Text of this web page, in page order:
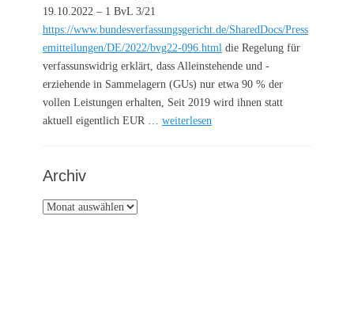
19.10.2022 – 1 BvL 3/21
https://www.bundesverfassungsgericht.de/SharedDocs/Press
emitteilungen/DE/2022/bvg22-096.html die Regelung für
verfassunswidrig erklärt, dass Alleinstehende und -
erziehende in Sammelagern (GUs) nur etwa 90 % der
vollen Leistungen erhalten, Seit 2019 wird ihnen statt
aktuell eigentlich EUR … weiterlesen
Archiv
Archiv